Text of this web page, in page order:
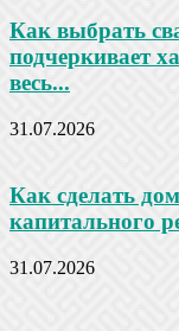
Как выбрать
подчеркивает
весь...
31.07.2026
Как сделать
капитального
31.07.2026